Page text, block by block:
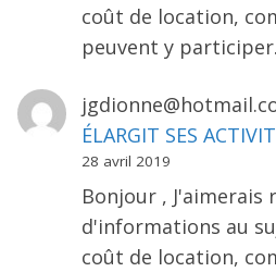
coût de location,
peuvent y
ÉLARGIT SES
28 avril 2019
Bonjour , J'aimerais
d'informations au
coût de location,